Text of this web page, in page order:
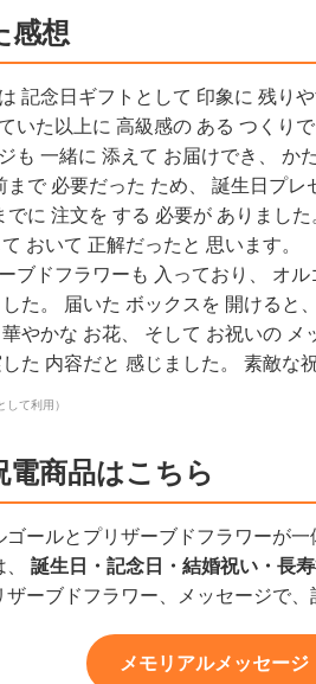
感想
記念日ギフトとして 印象に 残り
いた以上に 高級感の ある つくり
も 一緒に 添えて お届けでき、
で 必要だった ため、 誕生日プ
でに 注文を する 必要が ありまし
おいて 正解だったと 思います。
ブドフラワーも 入っており、 オ
た。 届いた ボックスを 開ける
やかな お花、 そして お祝いの
た 内容だと 感じました。 素敵な
して利用）
商品はこちら
ールとプリザーブドフラワーが一
誕生日・記念日・結婚祝い・長
ザーブドフラワー、メッセージで
メモリアルメッセー